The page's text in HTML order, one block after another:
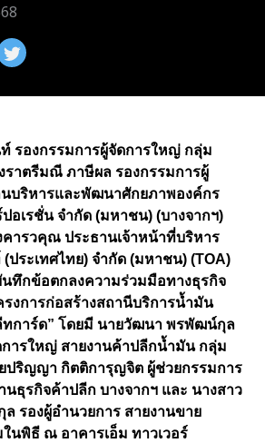
รองกรรมการผู้จัดการใหญ่ กลุ่ม
ราตรีมณี ภาษีผล รองกรรมการผู้
บริหารและพัฒนาศักยภาพองค์กร
อเรชั่น จำกัด (มหาชน) (บางจากฯ)
ารวคุณ ประธานเจ้าหน้าที่บริหาร
ประเทศไทย) จำกัด (มหาชน) (TOA)
นทึกข้อตกลงความร่วมมือทางธุรกิจ
รงการก่อสร้างสถานีบริการน้ำมัน
ทการ์ด” โดยมี นายวัฒนา พรพัฒน์กุล
การใหญ่ สายงานค้าปลีกน้ำมัน กลุ่ม
ปริญญา กิตติการุญจิต ผู้ช่วยกรรมการ
นธุรกิจค้าปลีก บางจากฯ และ นางสาว
รองผู้อำนวยการ สายงานขาย
ในพิธี ณ อาคารเอ็ม ทาวเวอร์